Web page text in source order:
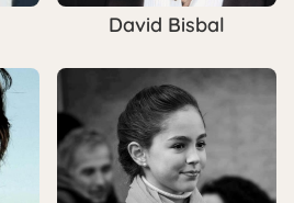
David Bisbal